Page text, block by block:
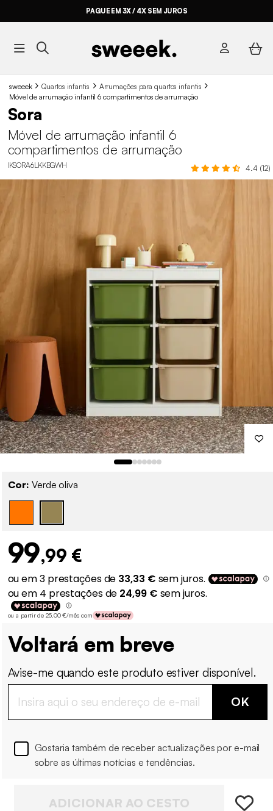
PAGUE EM 3X / 4X SEM JUROS
sweeek Quartos infantis
Arrumações para quartos infantis
Móvel de arrumação infantil 6 compartimentos de arrumação
Sora
Móvel de arrumação infantil 6
compartimentos de arrumação
IKSORA6LKKBGWH 4.4 (12)
Cor: Verde oliva
99,99 €
ou a partir de 25,00 €/mês com
Voltará em breve
Avise-me quando este produto estiver disponível.
OK
Gostaria também de receber actualizações por e-mail
sobre as últimas notícias e tendências.
ADICIONAR AO CESTO